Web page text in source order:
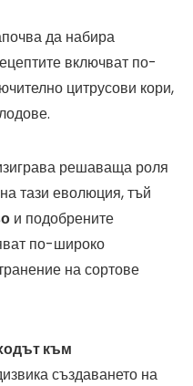
да набира
включват по-
цитрусови кори,
решаваща роля
тази еволюция, тъй
и подобрените
по-широко
на сортове
към
създаването на